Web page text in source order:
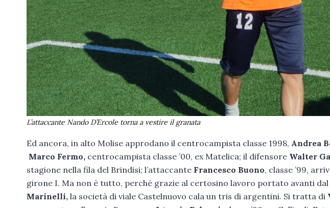
L’attaccante Nando D’Ercole torna a vestire il granata
Ed ancora, in alto Molise approdano il centrocampista classe 1998, Andrea
Marco Fermo, centrocampista classe ’00, ex Matelica; il difensore Walter
stagione nella fila del Brindisi; l’attaccante Francesco Buono, classe ’99,
girone I. Ma non è tutto, perché grazie al certosino lavoro portato avanti dal
Marinelli, la società di viale Castelnuovo cala un tris di argentini. Si tratta di